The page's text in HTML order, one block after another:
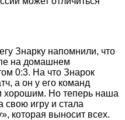
Знарку напомнили, что
на домашнем
0:3. На что Знарок
а он у его команд
хорошим. Но теперь наша
свою игру и стала
которая выносит всех.